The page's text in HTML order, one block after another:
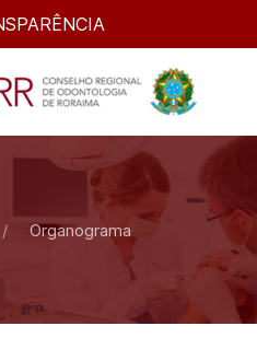
Organograma